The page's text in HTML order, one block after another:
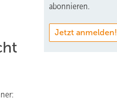
abonnieren.
Jetzt anmelden!